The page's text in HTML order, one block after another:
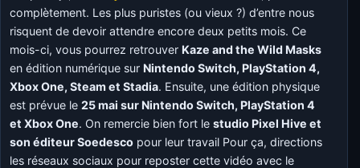
complètement. Les plus puristes (ou vieux ?) d’entre nous
risquent de devoir attendre encore deux petits mois. Ce
mois-ci, vous pourrez retrouver Kaze and the Wild Masks
en édition numérique sur Nintendo Switch, PlayStation 4,
Xbox One, Steam et Stadia. Ensuite, une édition physique
est prévue le25 mai sur Nintendo Switch, PlayStation 4
et Xbox One. On remercie bien fort lestudio Pixel Hive et
son éditeur Soedesco pour leur travail Pour ça, directions
les réseaux sociaux pour reposter cette vidéo avec le